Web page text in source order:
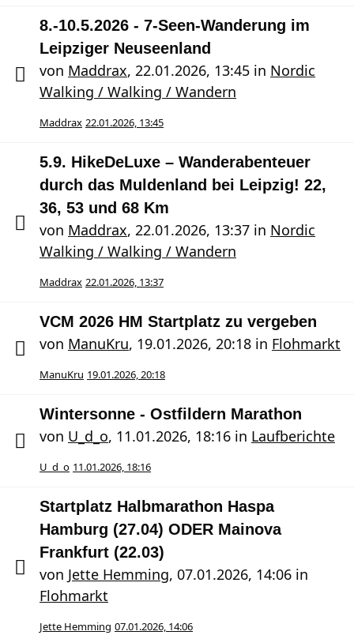
8.-10.5.2026 - 7-Seen-Wanderung im
Leipziger Neuseenland
von Maddrax, 22.01.2026, 13:45 in Nordic
Walking / Walking / Wandern
Maddrax 22.01.2026, 13:45
5.9. HikeDeLuxe – Wanderabenteuer
durch das Muldenland bei Leipzig! 22,
36, 53 und 68 Km
von Maddrax, 22.01.2026, 13:37 in Nordic
Walking / Walking / Wandern
Maddrax 22.01.2026, 13:37
VCM 2026 HM Startplatz zu vergeben
von ManuKru, 19.01.2026, 20:18 in Flohmarkt
ManuKru 19.01.2026, 20:18
Wintersonne - Ostfildern Marathon
von U_d_o, 11.01.2026, 18:16 in Laufberichte
U_d_o 11.01.2026, 18:16
Startplatz Halbmarathon Haspa
Hamburg (27.04) ODER Mainova
Frankfurt (22.03)
von Jette Hemming, 07.01.2026, 14:06 in
Flohmarkt
Jette Hemming 07.01.2026, 14:06